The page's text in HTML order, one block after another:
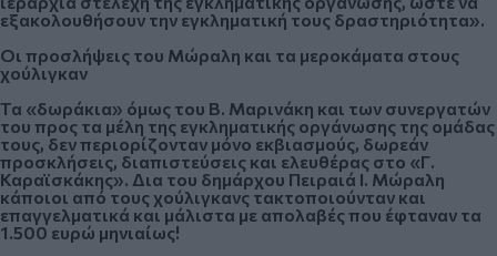
εξακολουθήσουν την εγκληματική τους δραστηριότητα».
Οι προσλήψεις του Μώραλη και τα μεροκάματα στους
χούλιγκαν
Τα «δωράκια» όμως του Β. Μαρινάκη και των συνεργατών
του προς τα μέλη της εγκληματικής οργάνωσης της ομάδας
τους, δεν περιορίζονταν μόνο εκβιασμούς, δωρεάν
προσκλήσεις, διαπιστεύσεις και ελευθέρας στο «Γ.
Καραϊσκάκης». Δια του δημάρχου Πειραιά Ι. Μώραλη
κάποιοι από τους χούλιγκανς τακτοποιούνταν και
επαγγελματικά και μάλιστα με απολαβές που έφταναν τα
1.500 ευρώ μηνιαίως!